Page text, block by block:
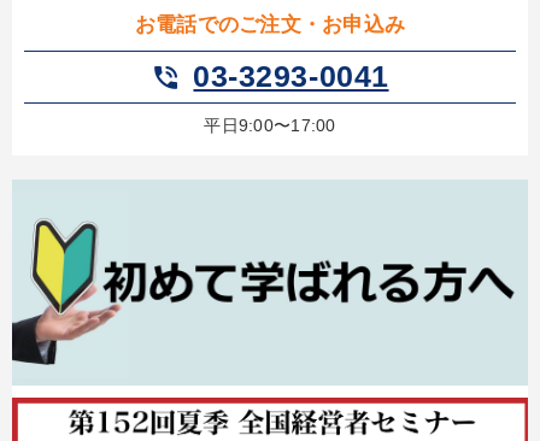
お電話でのご注文・お申込み
phone_in_talk 03-3293-0041
平日9:00〜17:00